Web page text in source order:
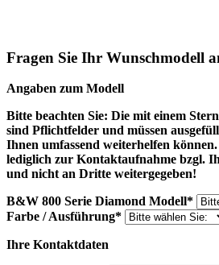
Fragen Sie Ihr Wunschmodell
Angaben zum Modell
Bitte beachten Sie: Die mit einem
sind Pflichtfelder und müssen
Ihnen umfassend weiterhelfen
lediglich zur Kontaktaufnahme bzgl.
und nicht an Dritte weitergegeben!
B&W 800 Serie Diamond Modell*
Farbe / Ausführung*
Ihre Kontaktdaten